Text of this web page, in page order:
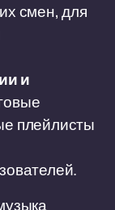
смен, для
и
плейлисты